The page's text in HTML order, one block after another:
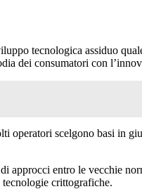
tecnologica assiduo
dei consumatori con
operatori scelgono basi in
approcci entro le vecchie
crittografiche.